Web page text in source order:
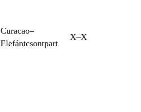
Curacao–
Elefántcsontpart
X–X